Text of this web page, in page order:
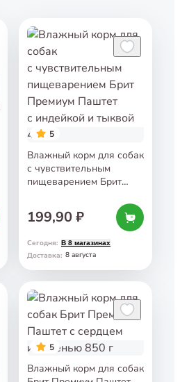
5
Влажный корм для собак
с чувствительным
пищеварением Брит
с индейкой и тыквой
410 г
199,90 ₽
Сегодня: В 8 магазинах
Доставка: 8 августа
5
Влажный корм для собак